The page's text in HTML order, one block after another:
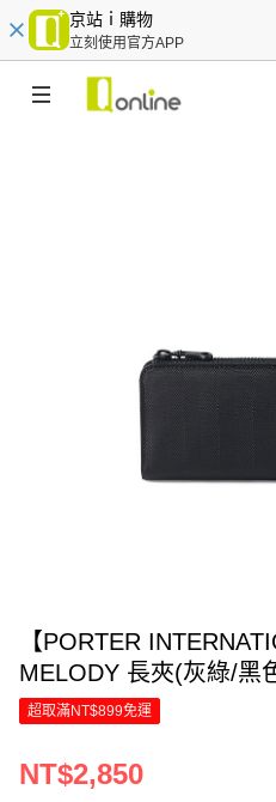
京站ｉ購物
立刻使用官方APP
【PORTER
MELODY 長夾(
超取滿NT$899免運
NT$2,850